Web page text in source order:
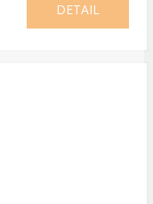
DETAIL